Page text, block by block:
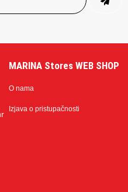
MARINA Stores WEB SHOP
O nama
Izjava o pristupačnosti